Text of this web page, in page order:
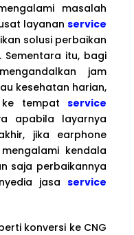
masalah
layanan service
solusi perbaikan
itu, bagi
jam
kesehatan harian,
tempat service
apabila layarnya
jika earphone
kendala
saja perbaikannya
jasa service
konversi ke CNG